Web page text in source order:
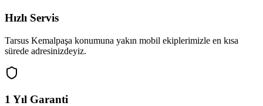
Hızlı Servis
Tarsus Kemalpaşa konumuna yakın mobil ekiplerimizle en kısa
sürede adresinizdeyiz.
1 Yıl Garanti